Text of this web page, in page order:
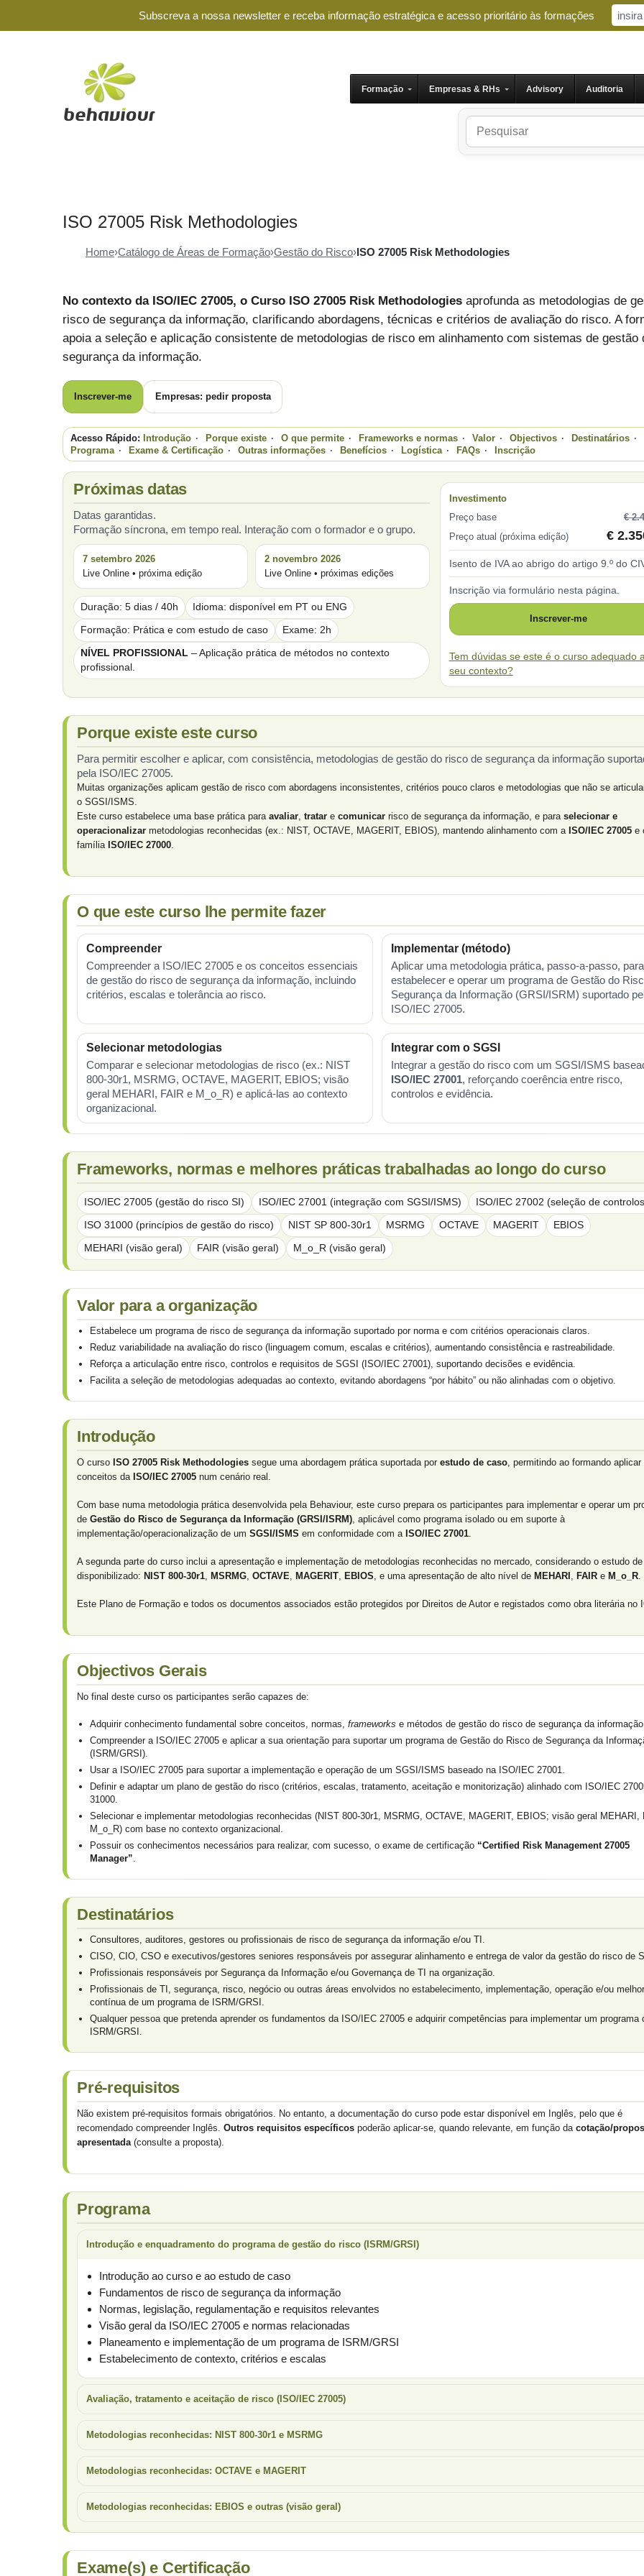
Formação Empresas & RHs Advisory Auditoria
ISO 27005 Risk Methodologies
Home›Catálogo de Áreas de Formação›Gestão do Risco› ISO 27005 Risk Methodologies
No contexto da ISO/IEC 27005, o Curso ISO 27005 Risk Methodologies aprofunda as metodologias de
risco de segurança da informação, clarificando abordagens, técnicas e critérios de avaliação do risco. A
apoia a seleção e aplicação consistente de metodologias de risco em alinhamento com sistemas de gestão
segurança da informação.
Inscrever-me Empresas: pedir proposta
Acesso Rápido: Introdução · Porque existe · O que permite · Frameworks e normas · Valor · Objectivos · Destinatários ·
Programa · Exame & Certificação · Outras informações · Benefícios · Logística · FAQs · Inscrição
Próximas datas
Datas garantidas.
Formação síncrona, em tempo real. Interação com o formador e o grupo.
7 setembro 2026
Live Online • próxima edição
2 novembro 2026
Live Online • próximas edições
Duração: 5 dias / 40h Idioma: disponível em PT ou ENG
Formação: Prática e com estudo de caso Exame: 2h
NÍVEL PROFISSIONAL – Aplicação prática de métodos no contexto
profissional.
Investimento
Preço base
€
Preço atual (próxima edição)
€
Isento de IVA ao abrigo do artigo 9.º do
Inscrição via formulário nesta página.
Inscrever-me
Tem dúvidas se este é o curso adequado
seu contexto?
Porque existe este curso
Para permitir escolher e aplicar, com consistência, metodologias de gestão do risco de segurança da informação
pela ISO/IEC 27005.
Muitas organizações aplicam gestão de risco com abordagens inconsistentes, critérios pouco claros e metodologias que não se
o SGSI/ISMS.
Este curso estabelece uma base prática para avaliar tratar e comunicar risco de segurança da informação, e para selecionar e
operacionalizar metodologias reconhecidas (ex.: NIST, OCTAVE, MAGERIT, EBIOS), mantendo alinhamento com a ISO/IEC 27005 e
família ISO/IEC 27000
O que este curso lhe permite fazer
Compreender
Compreender a ISO/IEC 27005 e os conceitos essenciais
de gestão do risco de segurança da informação, incluindo
critérios, escalas e tolerância ao risco.
Implementar (método)
Aplicar uma metodologia prática, passo-a-passo, para
estabelecer e operar um programa de Gestão do
Segurança da Informação (GRSI/ISRM) suportado
ISO/IEC 27005.
Selecionar metodologias
Comparar e selecionar metodologias de risco (ex.: NIST
800-30r1, MSRMG, OCTAVE, MAGERIT, EBIOS; visão
geral MEHARI, FAIR e M_o_R) e aplicá-las ao contexto
organizacional.
Integrar com o SGSI
Integrar a gestão do risco com um SGSI/ISMS
ISO/IEC 27001, reforçando coerência entre risco,
controlos e evidência.
Frameworks, normas e melhores práticas trabalhadas ao longo do curso
ISO/IEC 27005 (gestão do risco SI) ISO/IEC 27001 (integração com SGSI/ISMS) ISO/IEC 27002 (seleção de
ISO 31000 (princípios de gestão do risco) NIST SP 800-30r1 MSRMG OCTAVE MAGERIT EBIOS
MEHARI (visão geral) FAIR (visão geral) M_o_R (visão geral)
Valor para a organização
Estabelece um programa de risco de segurança da informação suportado por norma e com critérios operacionais claros.
Reduz variabilidade na avaliação do risco (linguagem comum, escalas e critérios), aumentando consistência e rastreabilidade.
Reforça a articulação entre risco, controlos e requisitos de SGSI (ISO/IEC 27001), suportando decisões e evidência.
Facilita a seleção de metodologias adequadas ao contexto, evitando abordagens “por hábito” ou não alinhadas com o objetivo.
Introdução
O curso ISO 27005 Risk Methodologies segue uma abordagem prática suportada por estudo de caso , permitindo ao formando aplicar
conceitos da ISO/IEC 27005 num cenário real.
Com base numa metodologia prática desenvolvida pela Behaviour, este curso prepara os participantes para implementar e operar um
de Gestão do Risco de Segurança da Informação (GRSI/ISRM) , aplicável como programa isolado ou em suporte à
implementação/operacionalização de um SGSI/ISMS em conformidade com a ISO/IEC 27001
A segunda parte do curso inclui a apresentação e implementação de metodologias reconhecidas no mercado, considerando o estudo
disponibilizado: NIST 800-30r1 MSRMG OCTAVE MAGERIT EBIOS , e uma apresentação de alto nível de MEHARI FAIR e M_o_R
Este Plano de Formação e todos os documentos associados estão protegidos por Direitos de Autor e registados como obra literária no
Objectivos Gerais
No final deste curso os participantes serão capazes de:
Adquirir conhecimento fundamental sobre conceitos, normas, frameworks e métodos de gestão do risco de segurança da informação.
Compreender a ISO/IEC 27005 e aplicar a sua orientação para suportar um programa de Gestão do Risco de Segurança da
(ISRM/GRSI).
Usar a ISO/IEC 27005 para suportar a implementação e operação de um SGSI/ISMS baseado na ISO/IEC 27001.
Definir e adaptar um plano de gestão do risco (critérios, escalas, tratamento, aceitação e monitorização) alinhado com ISO/IEC
31000.
Selecionar e implementar metodologias reconhecidas (NIST 800-30r1, MSRMG, OCTAVE, MAGERIT, EBIOS; visão geral MEHARI,
M_o_R) com base no contexto organizacional.
Possuir os conhecimentos necessários para realizar, com sucesso, o exame de certificação “Certified Risk Management 27005
Manager”
Destinatários
Consultores, auditores, gestores ou profissionais de risco de segurança da informação e/ou TI.
CISO, CIO, CSO e executivos/gestores seniores responsáveis por assegurar alinhamento e entrega de valor da gestão do risco de
Profissionais responsáveis por Segurança da Informação e/ou Governança de TI na organização.
Profissionais de TI, segurança, risco, negócio ou outras áreas envolvidos no estabelecimento, implementação, operação e/ou
contínua de um programa de ISRM/GRSI.
Qualquer pessoa que pretenda aprender os fundamentos da ISO/IEC 27005 e adquirir competências para implementar um programa
ISRM/GRSI.
Pré-requisitos
Não existem pré-requisitos formais obrigatórios. No entanto, a documentação do curso pode estar disponível em Inglês, pelo que é
recomendado compreender Inglês. Outros requisitos específicos poderão aplicar-se, quando relevante, em função da cotação/
apresentada (consulte a proposta).
Programa
Introdução e enquadramento do programa de gestão do risco (ISRM/GRSI)
Introdução ao curso e ao estudo de caso
Fundamentos de risco de segurança da informação
Normas, legislação, regulamentação e requisitos relevantes
Visão geral da ISO/IEC 27005 e normas relacionadas
Planeamento e implementação de um programa de ISRM/GRSI
Estabelecimento de contexto, critérios e escalas
Avaliação, tratamento e aceitação de risco (ISO/IEC 27005)
Metodologias reconhecidas: NIST 800-30r1 e MSRMG
Metodologias reconhecidas: OCTAVE e MAGERIT
Metodologias reconhecidas: EBIOS e outras (visão geral)
Exame(s) e Certificação
Subscreva a nossa newsletter e receba informação estratégica e acesso prioritário às formações